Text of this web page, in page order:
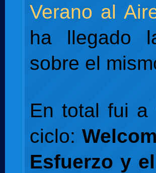
Verano al
ha llegado
sobre el
En total fui a
ciclo:
Esfuerzo y